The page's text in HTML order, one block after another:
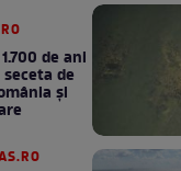
de ani
de
şi